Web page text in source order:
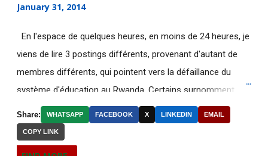
Fighting Intensifies i...
combats s’intensif...
The Congolese of DRC are
ungrateful to Burundi
January 31, 2014
En l'espace de quelques heures, en moins de 24 heures, je
viens de lire 3 postings différents, provenant d'autant de
membres différents, qui pointent vers la défaillance du
système d'éducation au Rwanda. Certains surnomment
ironiquement les diplômes générés par ce système "Merci
Kagame"! Rares sont les écoles, fussent-elles du tiers-
monde, où les étudiants à la fin de leurs études seraient
Share: WHATSAPP FACEBOOK X LINKEDIN EMAIL
COPY LINK